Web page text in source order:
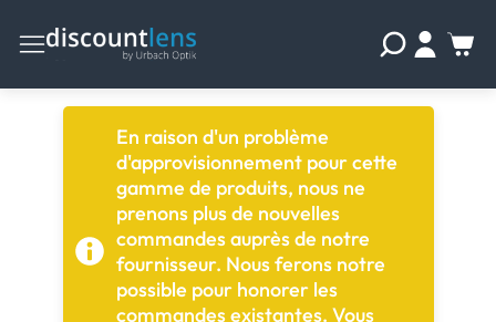
En raison d'un problème
d'approvisionnement pour cette
gamme de produits, nous ne
prenons plus de nouvelles
commandes auprès de notre
fournisseur. Nous ferons notre
possible pour honorer les
commandes existantes. Vous